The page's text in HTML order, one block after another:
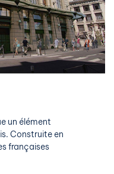
un élément
Construite en
françaises